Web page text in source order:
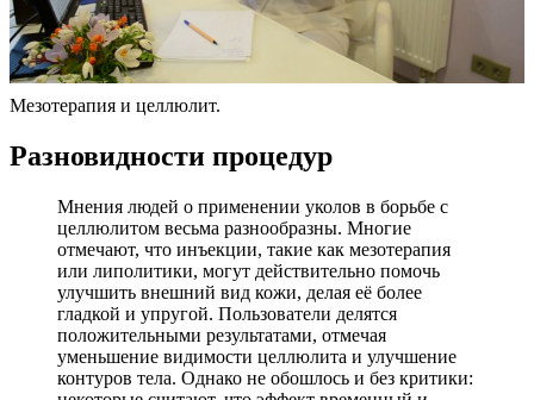
Мезотерапия и целлюлит.
Разновидности процедур
Мнения людей о применении уколов в борьбе с
целлюлитом весьма разнообразны. Многие
отмечают, что инъекции, такие как мезотерапия
или липолитики, могут действительно помочь
улучшить внешний вид кожи, делая её более
гладкой и упругой. Пользователи делятся
положительными результатами, отмечая
уменьшение видимости целлюлита и улучшение
контуров тела. Однако не обошлось и без критики: